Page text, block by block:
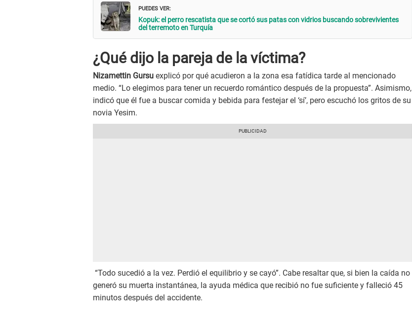
PUEDES VER:
Kopuk: el perro rescatista que se cortó sus patas con vidrios buscando sobrevivientes
del terremoto en Turquía
¿Qué dijo la pareja de la víctima?
Nizamettin Gursu explicó por qué acudieron a la zona esa fatídica tarde al mencionado
medio. “Lo elegimos para tener un recuerdo romántico después de la propuesta”. Asimismo,
indicó que él fue a buscar comida y bebida para festejar el ‘sí’, pero escuchó los gritos de su
novia Yesim.
“Todo sucedió a la vez. Perdió el equilibrio y se cayó”. Cabe resaltar que, si bien la caída no
generó su muerta instantánea, la ayuda médica que recibió no fue suficiente y falleció 45
minutos después del accidente.